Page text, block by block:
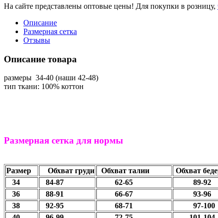
На сайте представлены оптовые цены! Для покупки в розницу,
Описание
Размерная сетка
Отзывы
Описание товара
размеры 34-40 (наши 42-48)
тип ткани: 100% коттон
Размерная сетка для нормы
Размер Обхват груди Обхват талии
Обхват
34
84-87 62-65
89-
36
88-91 66-67
93-96
38
92-95 68-71
97-100